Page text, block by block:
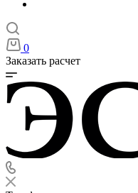
0
Заказать расчет